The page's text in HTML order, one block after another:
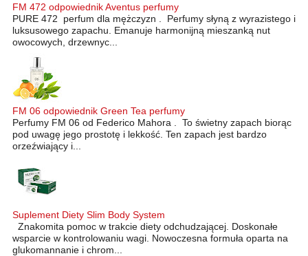
FM 472 odpowiednik Aventus perfumy
PURE 472 perfum dla mężczyzn . Perfumy słyną z wyrazistego i
luksusowego zapachu. Emanuje harmonijną mieszanką nut
owocowych, drzewnyc...
FM 06 odpowiednik Green Tea perfumy
Perfumy FM 06 od Federico Mahora . To świetny zapach biorąc
pod uwagę jego prostotę i lekkość. Ten zapach jest bardzo
orzeźwiający i...
Suplement Diety Slim Body System
Znakomita pomoc w trakcie diety odchudzającej. Doskonałe
wsparcie w kontrolowaniu wagi. Nowoczesna formuła oparta na
glukomannanie i chrom...